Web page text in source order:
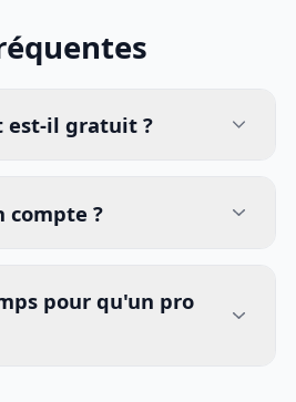
est-il gratuit ?
compte ?
pour qu'un pro